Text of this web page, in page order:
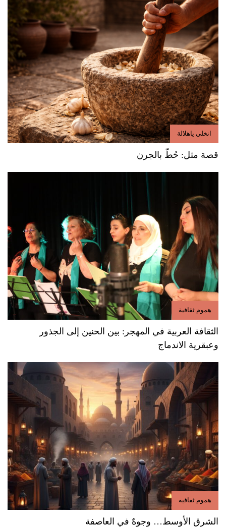
انخلي ياهلالة
قصة مثل: حُطّ بالجرن
هموم ثقافية
الثقافة العربية في المهجر: بين الحنين إلى الجذور
وعبقرية الاندماج
هموم ثقافية
الشرق الأوسط… وجوهٌ في العاصفة